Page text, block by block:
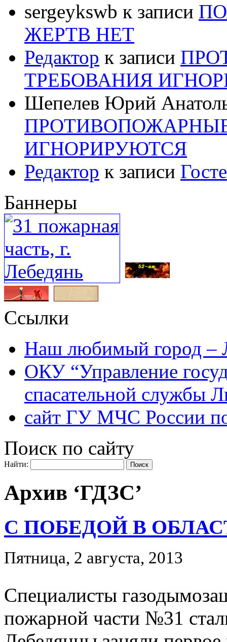
sergeykswb к записи
ЖЕРТВ НЕТ
Редактор к записи
ТРЕБОВАНИЯ
Шепелев Юрий
ИГНОРИРУЮТСЯ
Редактор к записи
Баннеры
Ссылки
Наш любимый город –
ОКУ “Управление
спасательной службы
сайт ГУ МЧС России
Поиск по сайту
Найти:
Архив ‘ГДЗС’
С ПОБЕДОЙ В
Пятница, 2 августа, 2013
Специалисты
пожарной части №31